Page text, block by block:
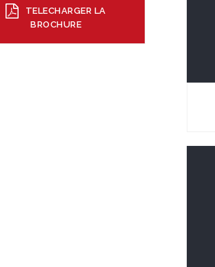
TELECHARGER LA
BROCHURE